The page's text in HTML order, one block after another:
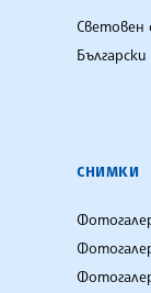
Световен
СНИМКИ